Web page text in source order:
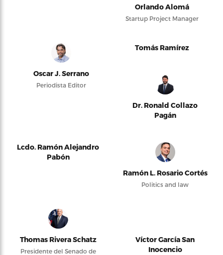
Orlando Alomá
Startup Project Manager
Oscar J. Serrano
Periodista Editor
Tomás Ramírez
Dr. Ronald Collazo
Pagán
Lcdo. Ramón Alejandro
Pabón
Ramón L. Rosario Cortés
Politics and law
Thomas Rivera Schatz
Presidente del Senado de
Víctor García San
Inocencio